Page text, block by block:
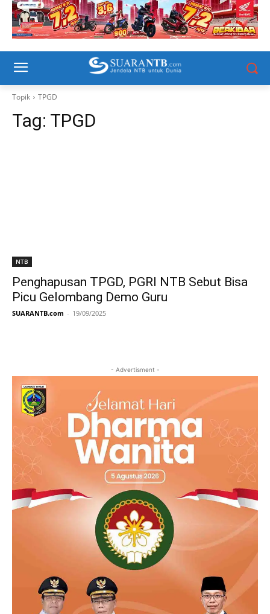
Topik TPGD
Tag: TPGD
NTB
Penghapusan TPGD, PGRI NTB Sebut Bisa
Picu Gelombang Demo Guru
SUARANTB.com - 19/09/2025
- Advertisment -